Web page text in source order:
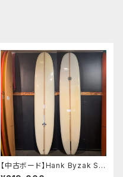
【中古ボード】Hank Byzak SU
RFBOARDS 9’6” ハンクバ